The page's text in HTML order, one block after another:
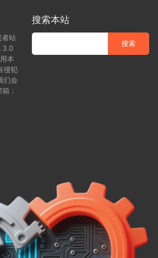
者站
3.0
本
侵犯
们会
：
搜索本站